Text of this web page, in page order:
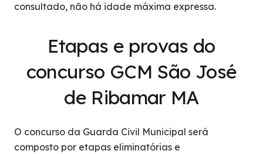
consultado, não há idade máxima expressa.
Etapas e provas do
concurso GCM São José
de Ribamar MA
O concurso da Guarda Civil Municipal será
composto por etapas eliminatórias e